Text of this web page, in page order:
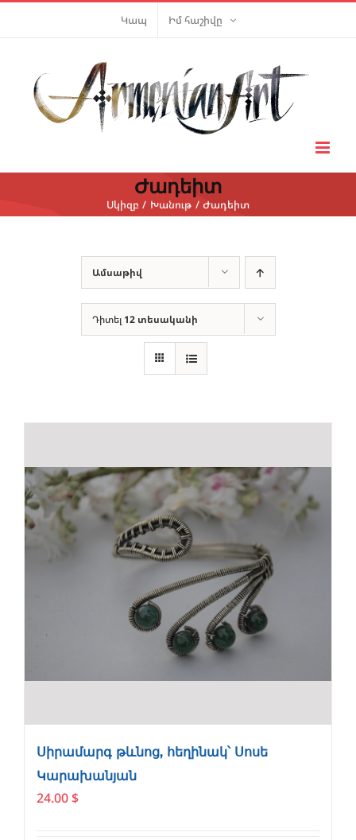
Կապ Իմ հաշիվը
Ժադեիտ
Սկիզբ Խանութ Ժադեիտ
Ամսաթիվ
Դիտել 12 տեսականի
Սիրամարգ թևնոց, հեղինակ՝ Սոսե
Կարախանյան
24.00 $